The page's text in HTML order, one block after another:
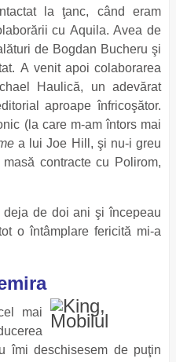
la ţanc, când eram
cu Aquila. Avea de
de Bogdan Bucheru şi
A venit apoi colaborarea
Haulică, un adevărat
aproape înfricoşător.
(la care m-am întors mai
a lui Joe Hill, şi nu-i greu
contracte cu Polirom,
de doi ani şi începeau
o întâmplare fericită mi-a
mai
îmi deschisesem de puţin